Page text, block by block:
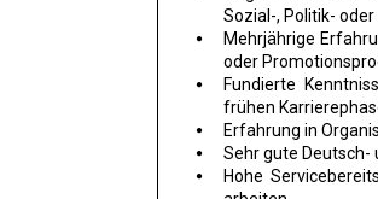
Sozial-, Politik-
Mehrjährige
oder
Fundierte
frühen
Erfahrung in
Sehr gute Deutsch-
Hohe